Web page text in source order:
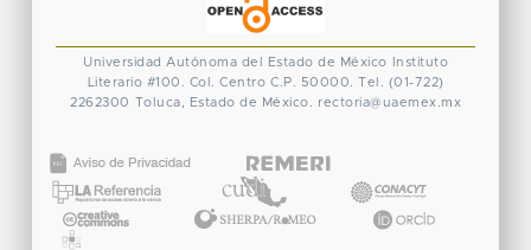
Universidad Autónoma del Estado de México
Instituto
Literario #100. Col. Centro C.P. 50000. Tel. (01-722)
2262300 Toluca, Estado de México. rectoria@uaemex.mx